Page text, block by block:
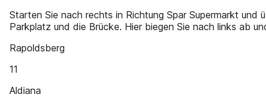
Starten Sie nach rechts in Richtung Spar Supermarkt und
Parkplatz und die Brücke. Hier biegen Sie nach links ab
Rapoldsberg
11
Aldiana